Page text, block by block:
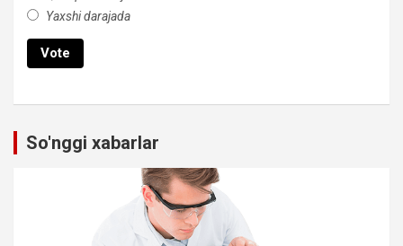
Yaxshi darajada
So'nggi xabarlar